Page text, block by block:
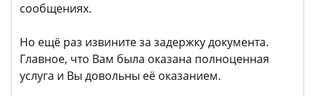
сообщениях.
Но ещё раз извините за задержку документа.
Главное, что Вам была оказана полноценная
услуга и Вы довольны её оказанием.